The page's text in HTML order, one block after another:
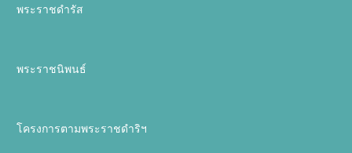
พระราชดำรัส
พระราชนิพนธ์
โครงการตามพระราชดำริฯ